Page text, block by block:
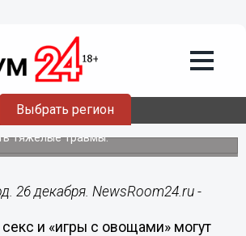
Выбрать регион
призвали беречь
в новогодние
тяжелые травмы.
26 декабря. NewsRoom24.ru -
и «игры с овощами» могут